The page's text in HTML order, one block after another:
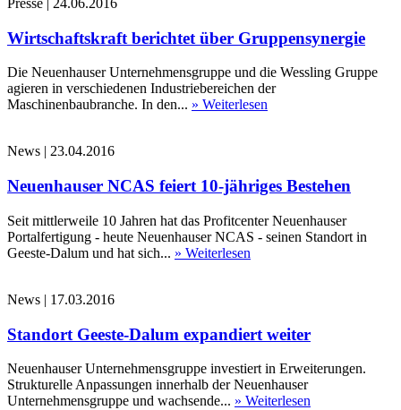
Presse | 24.06.2016
Wirtschaftskraft berichtet über Gruppensynergie
Die Neuenhauser Unternehmensgruppe und die Wessling Gruppe
agieren in verschiedenen Industriebereichen der
Maschinenbaubranche. In den... » Weiterlesen
News 23.04.2016
Neuenhauser NCAS feiert 10-jähriges Bestehen
Seit mittlerweile 10 Jahren hat das Profitcenter Neuenhauser
Portalfertigung - heute Neuenhauser NCAS - seinen Standort in
Geeste-Dalum und hat sich... » Weiterlesen
News | 17.03.2016
Standort Geeste-Dalum expandiert weiter
Neuenhauser Unternehmensgruppe investiert in Erweiterungen.
Strukturelle Anpassungen innerhalb der Neuenhauser
Unternehmensgruppe und wachsende... » Weiterlesen